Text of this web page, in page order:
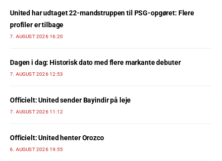
United har udtaget 22-mandstruppen til PSG-opgøret: Flere
profiler er tilbage
7. AUGUST 2026 16:20
Dagen i dag: Historisk dato med flere markante debuter
7. AUGUST 2026 12:53
Officielt: United sender Bayindir på leje
7. AUGUST 2026 11:12
Officielt: United henter Orozco
6. AUGUST 2026 19:55